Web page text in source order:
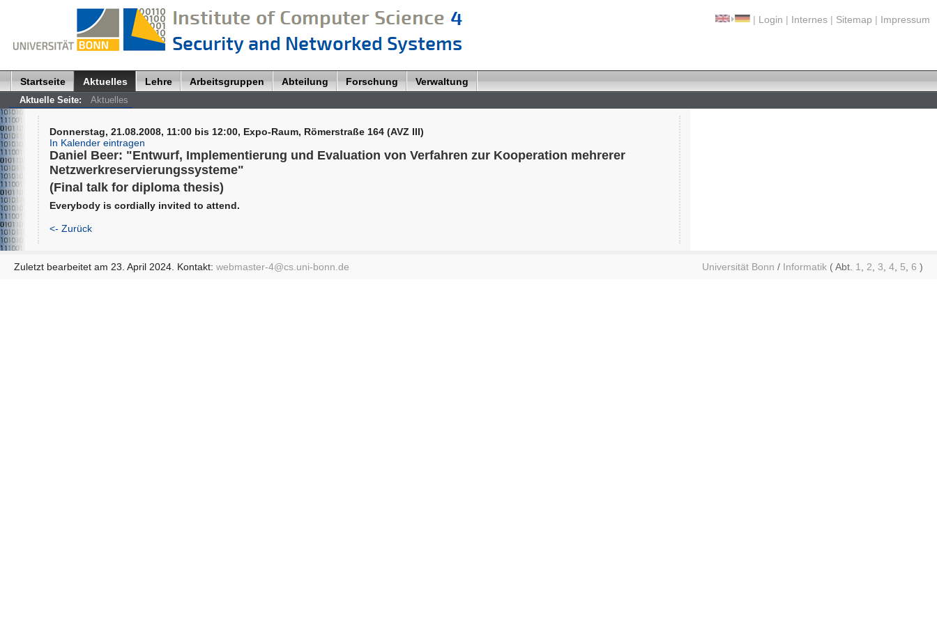
| Login | Internes | Sitemap | Impressum
Startseite Aktuelles Lehre Arbeitsgruppen Abteilung Forschung Verwaltung
Aktuelle Seite: Aktuelles
Donnerstag, 21.08.2008, 11:00 bis 12:00, Expo-Raum, Römerstraße 164 (AVZ III)
In Kalender eintragen
Daniel Beer: "Entwurf, Implementierung und Evaluation von Verfahren zur Kooperation mehrerer
Netzwerkreservierungssysteme"
(Final talk for diploma thesis)
Everybody is cordially invited to attend.
<- Zurück
Zuletzt bearbeitet am 23. April 2024. Kontakt: webmaster-4@cs.uni-bonn.de Universität Bonn / Informatik ( Abt. 1, 2, 3, 4, 5, 6 )